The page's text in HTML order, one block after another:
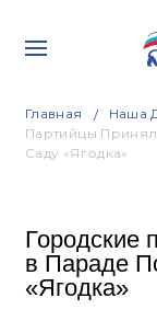
Главная Наша
Партийцы
Саду «Ягодка»
Городские
в Параде
«Ягодка»